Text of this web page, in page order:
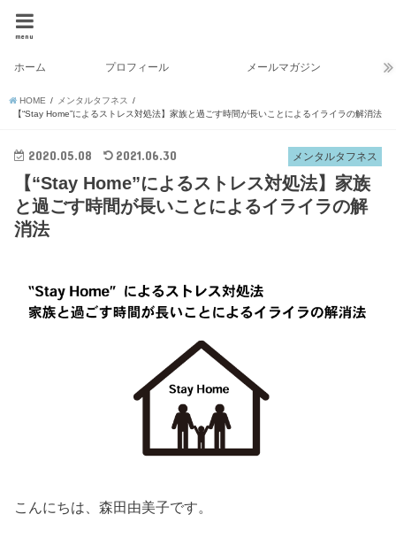
menu
ホーム プロフィール メールマガジン
HOME
メンタルタフネス
【“Stay Home”によるストレス対処法】家族と過ごす時間が長いことによるイライラの解消法
メンタルタフネス
2020.05.08 2021.06.30
【“Stay Home”によるストレス対処法】家族
と過ごす時間が長いことによるイライラの解
消法
こんにちは、森田由美子です。